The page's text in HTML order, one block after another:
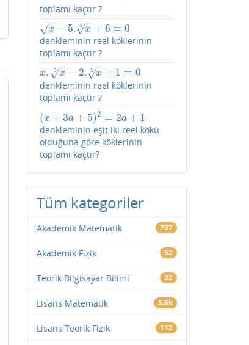
toplamı kaçtır ?
x
−
−
√ − 5. x
−
−
√
4 + 6 = 0
x−5. x4 +6=0
denkleminin reel köklerinin
toplamı kaçtır ?
x. x
−
−
√
5 − 2. x
−
−
√
5 + 1 = 0
x.x 5−2. x5 +1=0
denkleminin reel köklerinin
toplamı kaçtır ?
(x + 3a + 5)2 = 2a + 1
(x+ 3a +5)2=2 a+1
denkleminin eşit iki reel kökü
olduğuna göre köklerinin
toplamı kaçtır?
Tüm kategoriler
Akademik Matematik 737
Akademik Fizik 52
Teorik Bilgisayar Bilimi 32
Lisans Matematik 5.6k
Lisans Teorik Fizik 112